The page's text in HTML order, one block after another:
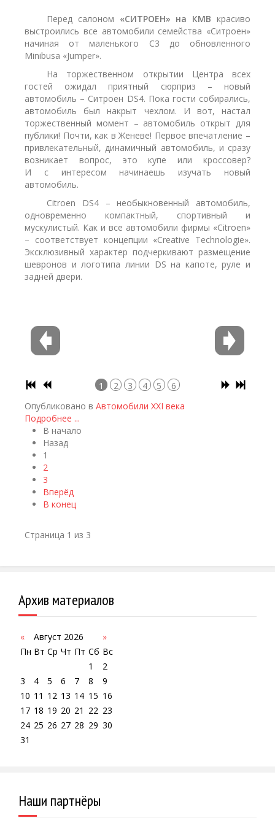
Перед салоном «СИТРОЕН» на КМВкрасиво
выстроились все автомобили семейства «Ситроен»
начиная от маленького С3 до обновленного
Minibusа «Jumper».
На торжественном открытии Центра всех
гостей ожидал приятный сюрприз – новый
автомобиль – Ситроен DS4. Пока гости собирались,
автомобиль был накрыт чехлом. И вот, настал
торжественный момент – автомобиль открыт для
публики! Почти, как в Женеве! Первое впечатление –
привлекательный, динамичный автомобиль, и сразу
возникает вопрос, это купе или кроссовер?
И с интересом начинаешь изучать новый
автомобиль.
Citroen DS4 – необыкновенный автомобиль,
одновременно компактный, спортивный и
мускулистый. Как и все автомобили фирмы «Citroen»
– соответствует концепции «Creative Technologie».
Эксклюзивный характер подчеркивают размещение
шевронов и логотипа линии DS на капоте, руле и
задней двери.
1 2 3 4 5
6
Опубликовано в Автомобили XXI века
Подробнее ...
В начало
Назад
1
2
3
Вперёд
В конец
Страница 1 из 3
Архив материалов
« Август 2026
»
Пн Вт Ср Чт Пт Сб Вс
1
2
3
4 5 6 7 8
9
10 11 12 13 14 15 16
17 18 19 20 21 22 23
24 25 26 27 28 29 30
31
Наши партнёры